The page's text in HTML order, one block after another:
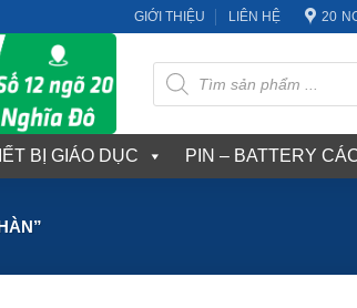
GIỚI THIỆU LIÊN HỆ 20
Tìm
kiếm
sản
phẩm
BỊ GIÁO DỤC PIN – BATTERY